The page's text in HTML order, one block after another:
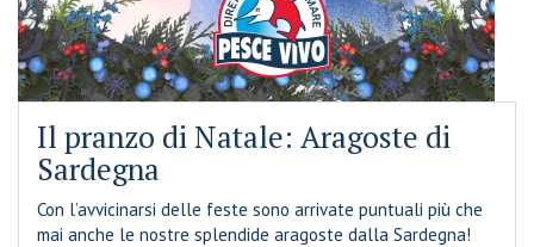
Il pranzo di Natale: Aragoste di
Sardegna
Con l’avvicinarsi delle feste sono arrivate puntuali più che
mai anche le nostre splendide aragoste dalla Sardegna!